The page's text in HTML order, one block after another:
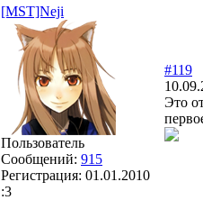
[MST]Neji
Пользователь
Сообщений: 915
Регистрация: 01.01.2010
:3
#119
Это